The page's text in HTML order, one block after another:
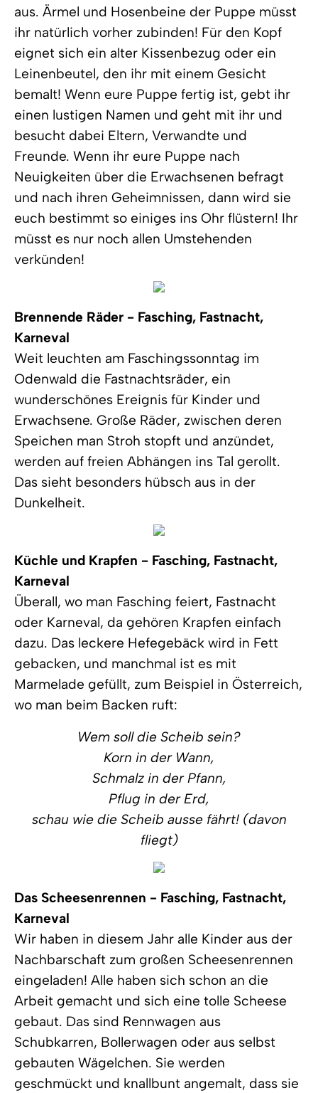
aus. Ärmel und Hosenbeine der Puppe müsst
ihr natürlich vorher zubinden! Für den Kopf
eignet sich ein alter Kissenbezug oder ein
Leinenbeutel, den ihr mit einem Gesicht
bemalt! Wenn eure Puppe fertig ist, gebt ihr
einen lustigen Namen und geht mit ihr und
besucht dabei Eltern, Verwandte und
Freunde. Wenn ihr eure Puppe nach
Neuigkeiten über die Erwachsenen befragt
und nach ihren Geheimnissen, dann wird sie
euch bestimmt so einiges ins Ohr flüstern! Ihr
müsst es nur noch allen Umstehenden
verkünden!
Brennende Räder - Fasching, Fastnacht,
Karneval
Weit leuchten am Faschingssonntag im
Odenwald die Fastnachtsräder, ein
wunderschönes Ereignis für Kinder und
Erwachsene. Große Räder, zwischen deren
Speichen man Stroh stopft und anzündet,
werden auf freien Abhängen ins Tal gerollt.
Das sieht besonders hübsch aus in der
Dunkelheit.
Küchle und Krapfen - Fasching, Fastnacht,
Karneval
Überall, wo man Fasching feiert, Fastnacht
oder Karneval, da gehören Krapfen einfach
dazu. Das leckere Hefegebäck wird in Fett
gebacken, und manchmal ist es mit
Marmelade gefüllt, zum Beispiel in Österreich,
wo man beim Backen ruft:
Wem soll die Scheib sein?
Korn in der Wann,
Schmalz in der Pfann,
Pflug in der Erd,
schau wie die Scheib ausse fährt! (davon
fliegt)
Das Scheesenrennen - Fasching, Fastnacht,
Karneval
Wir haben in diesem Jahr alle Kinder aus der
Nachbarschaft zum großen Scheesenrennen
eingeladen! Alle haben sich schon an die
Arbeit gemacht und sich eine tolle Scheese
gebaut. Das sind Rennwagen aus
Schubkarren, Bollerwagen oder aus selbst
gebauten Wägelchen. Sie werden
geschmückt und knallbunt angemalt, dass sie